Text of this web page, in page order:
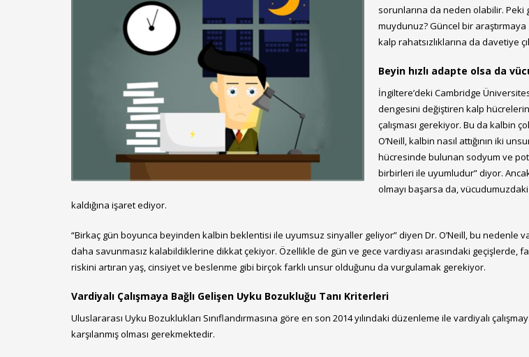
sorunlarına da neden olabilir. Peki
muydunuz? Güncel bir
kalp rahatsızlıklarına da davetiye
Beyin hızlı adapte olsa da
İngiltere’deki Cambridge
dengesini değiştiren kalp
çalışması gerekiyor. Bu da kalbin
O’Neill, kalbin nasıl attığının iki
hücresinde bulunan sodyum ve
birbirleri ile uyumludur” diyor.
olmayı başarsa da,
kaldığına işaret ediyor.
“Birkaç gün boyunca beyinden kalbin beklentisi ile uyumsuz sinyaller geliyor” diyen Dr. O’Neill, bu nedenle
daha savunmasız kalabildiklerine dikkat çekiyor. Özellikle de gün ve gece vardiyası arasındaki geçişlerde,
riskini artıran yaş, cinsiyet ve beslenme gibi birçok farklı unsur olduğunu da vurgulamak gerekiyor.
Vardiyalı Çalışmaya Bağlı Gelişen Uyku Bozukluğu Tanı Kriterleri
Uluslararası Uyku Bozuklukları Sınıflandırmasına göre en son 2014 yılındaki düzenleme ile vardiyalı
karşılanmış olması gerekmektedir.